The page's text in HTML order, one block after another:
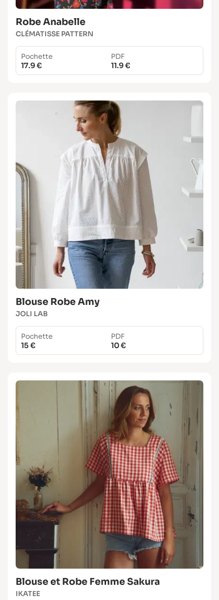
Robe Anabelle
CLÉMATISSE PATTERN
Pochette
17.9 €
PDF
11.9 €
Blouse Robe Amy
JOLI LAB
Pochette
15 €
PDF
10 €
Blouse et Robe Femme Sakura
IKATEE